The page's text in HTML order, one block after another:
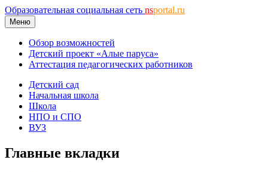
Образовательная социальная сеть nsportal.ru
Меню
Обзор возможностей
Детский проект «Алые паруса»
Аттестация педагогических работников
Детский сад
Начальная школа
Школа
НПО и СПО
ВУЗ
Главные вкладки